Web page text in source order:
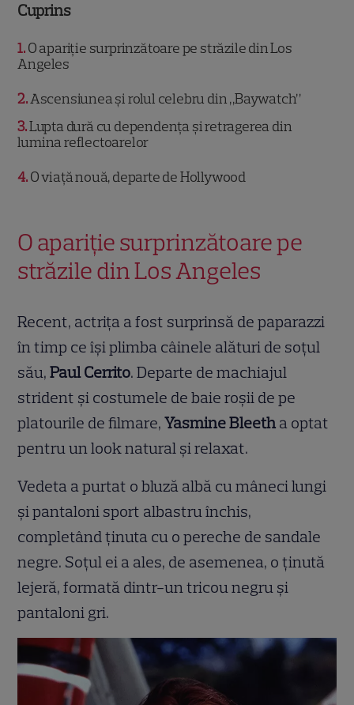
Cuprins
1 O apariție surprinzătoare pe străzile din Los
Angeles
2 Ascensiunea și rolul celebru din „Baywatch”
3 Lupta dură cu dependența și retragerea din
lumina reflectoarelor
4 O viață nouă, departe de Hollywood
O apariție surprinzătoare pe
străzile din Los Angeles
Recent, actrița a fost surprinsă de paparazzi
în timp ce își plimba câinele alături de soțul
său,Paul Cerrito. Departe de machiajul
strident și costumele de baie roșii de pe
platourile de filmare,Yasmine Bleeth a optat
pentru un look natural și relaxat.
Vedeta a purtat o bluză albă cu mâneci lungi
și pantaloni sport albastru închis,
completând ținuta cu o pereche de sandale
negre. Soțul ei a ales, de asemenea, o ținută
lejeră, formată dintr-un tricou negru și
pantaloni gri.